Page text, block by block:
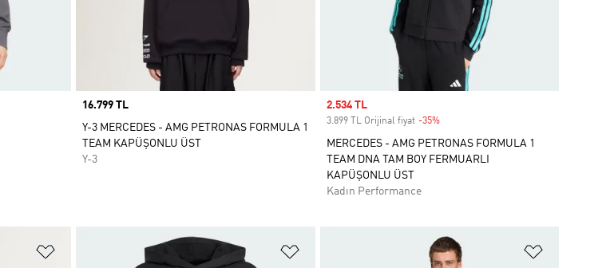
Price
16.799 TL
Y-3 MERCEDES - AMG PETRONAS FORMULA 1
TEAM KAPÜŞONLU ÜST
Y-3
Sale price
2.534 TL
3.899 TL Orijinal fiyat -35%Discount
MERCEDES - AMG PETRONAS FORMULA 1
TEAM DNA TAM BOY FERMUARLI
KAPÜŞONLU ÜST
Kadın Performance
Favori Listesine Ekle